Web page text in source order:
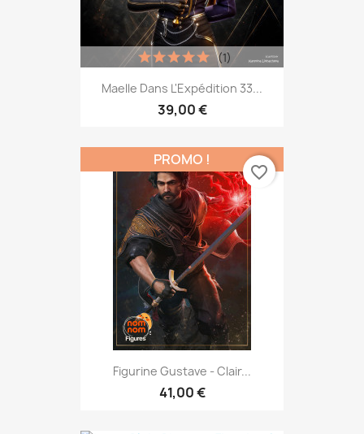
Maelle Dans L'Expédition 33...
39,00 €
(1)
Figurine Gustave - Clair...
41,00 €
PROMO !
favorite_border